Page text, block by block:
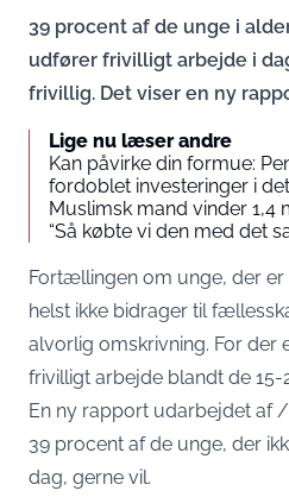
39 procent af de unge i
udfører frivilligt arbejde i
frivillig. Det viser en ny
Lige nu læser andre
Kan påvirke din formue:
fordoblet investeringer i
Muslimsk mand vinder 1,4
“Så købte vi den med det
Fortællingen om unge, der
helst ikke bidrager til
alvorlig omskrivning. For der
frivilligt arbejde blandt de 15-
En ny rapport udarbejdet af /
39 procent af de unge, der
dag, gerne vil.